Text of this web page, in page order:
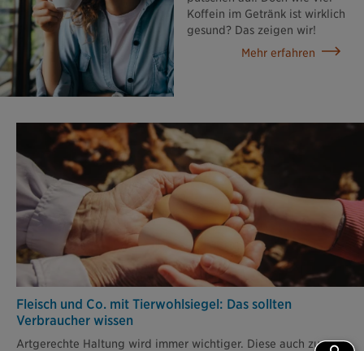
Koffein im Getränk ist wirklich
gesund? Das zeigen wir!
Mehr erfahren
Fleisch und Co. mit Tierwohlsiegel: Das sollten
Verbraucher wissen
Artgerechte Haltung wird immer wichtiger. Diese auch zu